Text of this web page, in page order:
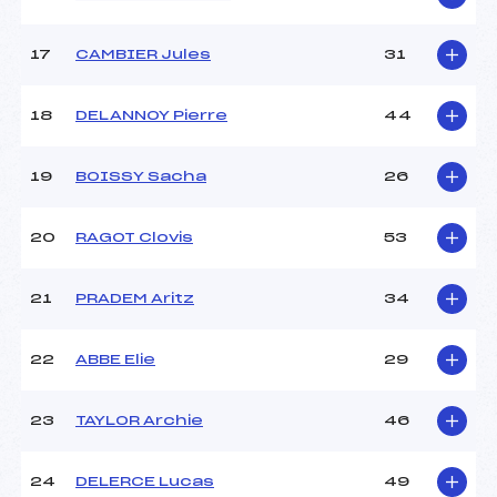
Pénalité appliquée :
41.5400
17 CAMBIER Jules 31
18 DELANNOY Pierre 44
19 BOISSY Sacha 26
20 RAGOT Clovis 53
21 PRADEM Aritz 34
22 ABBE Elie 29
23 TAYLOR Archie 46
24 DELERCE Lucas 49